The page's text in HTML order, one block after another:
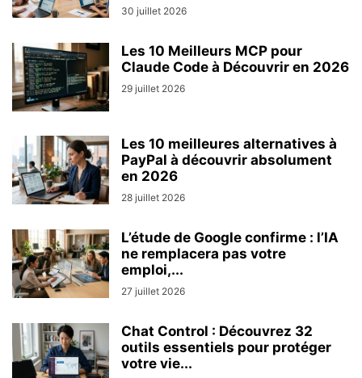
30 juillet 2026
Les 10 Meilleurs MCP pour
Claude Code à Découvrir en 2026
29 juillet 2026
Les 10 meilleures alternatives à
PayPal à découvrir absolument
en 2026
28 juillet 2026
L’étude de Google confirme : l’IA
ne remplacera pas votre
emploi,...
27 juillet 2026
Chat Control : Découvrez 32
outils essentiels pour protéger
votre vie...